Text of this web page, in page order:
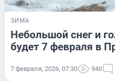
ЗИМА
Небольшой снег и
будет 7 февраля в
7 февраля, 2026, 07:30 940